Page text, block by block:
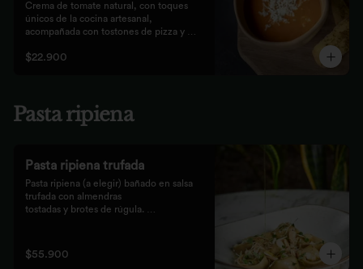
Crema de tomate natural, con toques
únicos de la cocina artesanal,
acompañada con tostones de pizza y
$22.900
Pasta ripiena
Pasta ripiena trufada
Pasta ripiena (a elegir) bañado en salsa
trufada con almendras
tostadas y brotes de rúgula.
$55.900